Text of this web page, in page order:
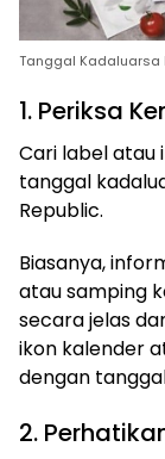
Tanggal Kadaluarsa
1. Periksa
Cari label atau
tanggal
Republic.
Biasanya,
atau samping
secara jelas
ikon kalender
dengan
2.